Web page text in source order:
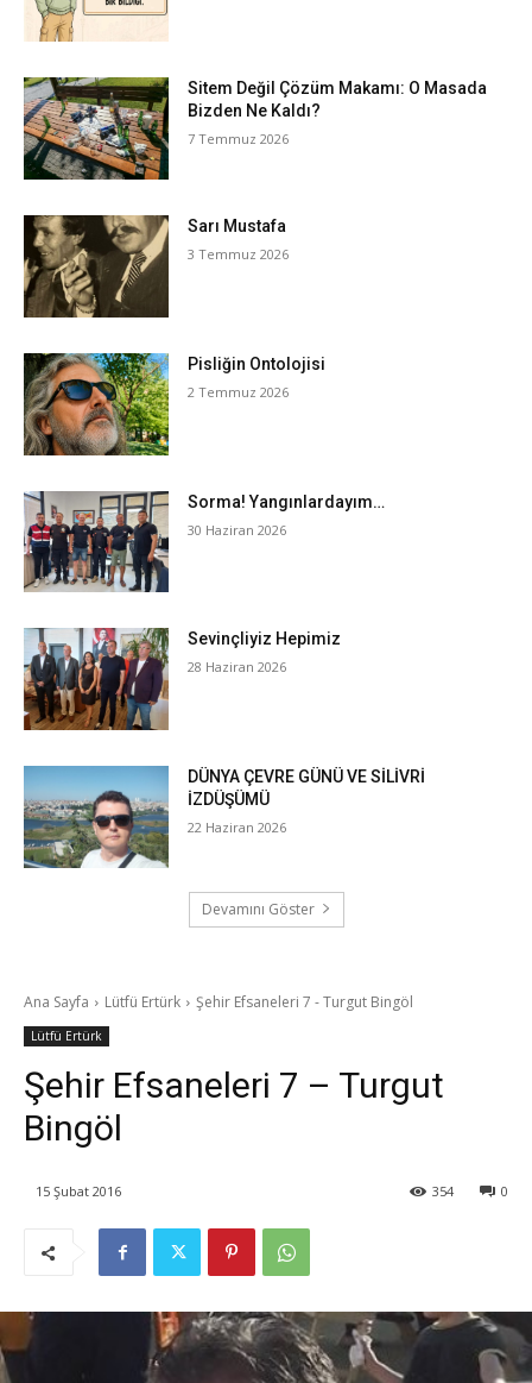
Sitem Değil Çözüm Makamı: O Masada
Bizden Ne Kaldı?
7 Temmuz 2026
Sarı Mustafa
3 Temmuz 2026
Pisliğin Ontolojisi
2 Temmuz 2026
Sorma! Yangınlardayım…
30 Haziran 2026
Sevinçliyiz Hepimiz
28 Haziran 2026
DÜNYA ÇEVRE GÜNÜ VE SİLİVRİ
İZDÜŞÜMÜ
22 Haziran 2026
Devamını Göster